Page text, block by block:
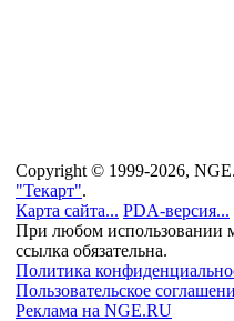
Copyright © 1999-2026,
"Текарт".
Карта сайта... PDA-версия...
При любом использовании
ссылка обязательна.
Политика
Пользовательское
Реклама на NGE.RU